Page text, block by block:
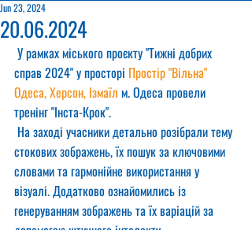
20.06.2024
Jun 23, 2024
У рамках міського проєкту "Тижні добрих
справ 2024" у просторі Простір "Вільна"
Одеса, Херсон, Ізмаїл м. Одеса провели
тренінг "Інста-Крок".
На заході учасники детально розібрали тему
стокових зображень, їх пошук за ключовими
словами та гармонійне використання у
візуалі. Додатково ознайомились із
генеруванням зображень та їх варіацій за